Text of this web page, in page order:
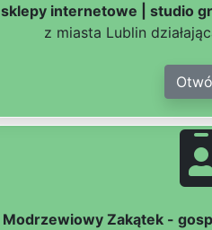
sklepy internetowe | studio
z miasta Lublin
Modrzewiowy Zakątek -